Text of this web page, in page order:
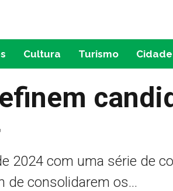
Cultura Turismo Cidade
2024 com uma série de
de consolidarem os...